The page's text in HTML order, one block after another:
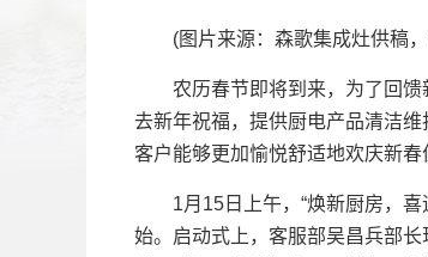
(图片来源：森歌集成灶供稿，
农历春节即将到来，为了回馈
去新年祝福，提供厨电产品清洁
客户能够更加愉悦舒适地欢庆新春
1月15日上午，“焕新厨房，喜
始。启动式上，客服部吴昌兵部